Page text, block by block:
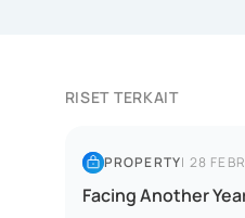
RISET TERKAIT
PROPERTY| 28
Facing Another